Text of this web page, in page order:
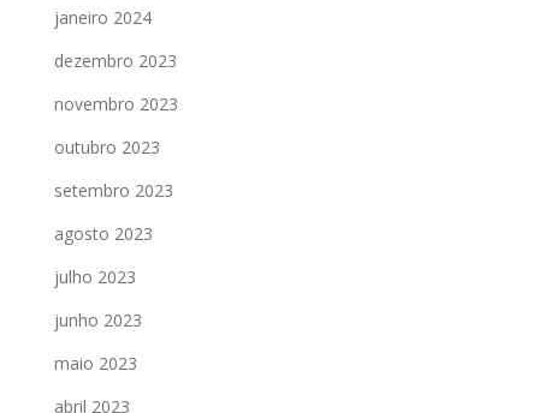
janeiro 2024
dezembro 2023
novembro 2023
outubro 2023
setembro 2023
agosto 2023
julho 2023
junho 2023
maio 2023
abril 2023